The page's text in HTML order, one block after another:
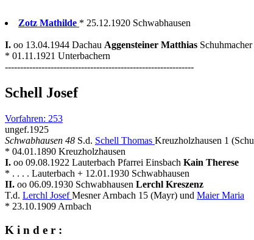
Zotz Mathilde * 25.12.1920 Schwabhausen
I. oo 13.04.1944 Dachau Aggensteiner Matthias Schuhmacher
* 01.11.1921 Unterbachern
--------------------------------------------------------------
Schell Josef
Vorfahren: 253
ungef.1925
Schwabhausen 48 S.d. Schell Thomas Kreuzholzhausen 1
* 04.01.1890 Kreuzholzhausen
I. oo 09.08.1922 Lauterbach Pfarrei Einsbach Kain Therese
* . . . . Lauterbach + 12.01.1930 Schwabhausen
II. oo 06.09.1930 Schwabhausen Lerchl Kreszenz
T.d. Lerchl JosefMesner Arnbach 15 (Mayr) und Maier Maria
* 23.10.1909 Arnbach
K i n d e r :